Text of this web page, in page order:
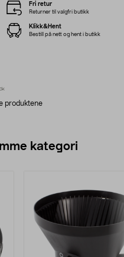
produktene
Fri retur
Returner til valgfri butikk
Klikk&Hent
Bestill på nett og hent i butikk
kategori